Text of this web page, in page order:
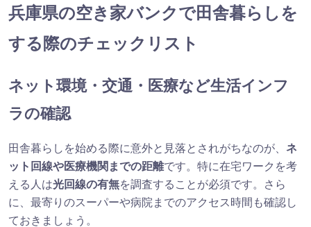
兵庫県の空き家バンクで田舎暮らしを
する際のチェックリスト
ネット環境・交通・医療など生活インフ
ラの確認
田舎暮らしを始める際に意外と見落とされがちなのが、 ネ
ット回線や医療機関までの距離です。特に在宅ワークを考
える人は光回線の有無を調査することが必須です。さら
に、最寄りのスーパーや病院までのアクセス時間も確認し
ておきましょう。